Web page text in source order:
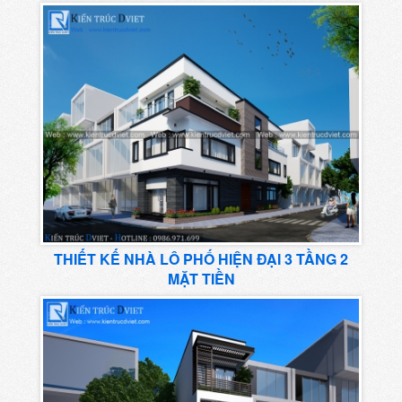
THIẾT KẾ NHÀ LÔ PHỐ HIỆN ĐẠI 3 TẦNG 2
MẶT TIỀN